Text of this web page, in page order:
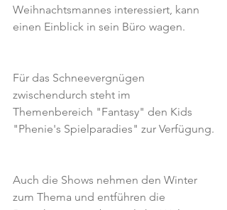
Weihnachtsmannes interessiert, kann
einen Einblick in sein Büro wagen.
Für das Schneevergnügen
zwischendurch steht im
Themenbereich "Fantasy" den Kids
"Phenie's Spielparadies" zur Verfügung.
Auch die Shows nehmen den Winter
zum Thema und entführen die